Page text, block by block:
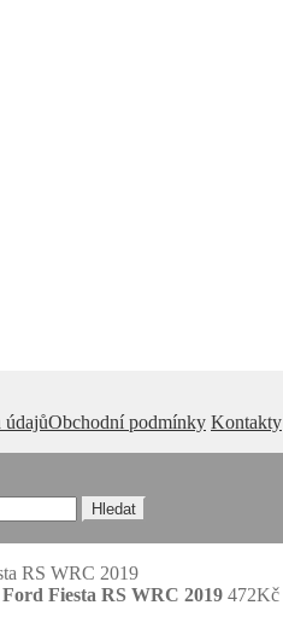
údajůObchodní podmínky Kontakty
Hledat
Ford Fiesta RS WRC 2019 472Kč